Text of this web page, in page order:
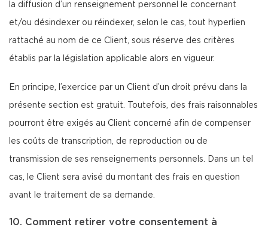
la diffusion d’un renseignement personnel le concernant
et/ou désindexer ou réindexer, selon le cas, tout hyperlien
rattaché au nom de ce Client, sous réserve des critères
établis par la législation applicable alors en vigueur.
En principe, l’exercice par un Client d’un droit prévu dans la
présente section est gratuit. Toutefois, des frais raisonnables
pourront être exigés au Client concerné afin de compenser
les coûts de transcription, de reproduction ou de
transmission de ses renseignements personnels. Dans un tel
cas, le Client sera avisé du montant des frais en question
avant le traitement de sa demande.
10. Comment retirer votre consentement à